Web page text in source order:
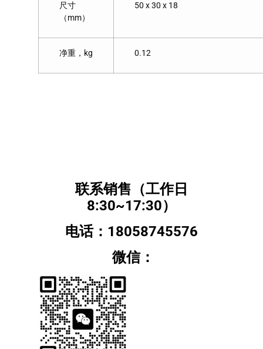
尺寸
（mm）
50 x 30 x 18
净重，kg 0.12
联系销售（工作日
8:30~17:30）
电话：18058745576
微信：